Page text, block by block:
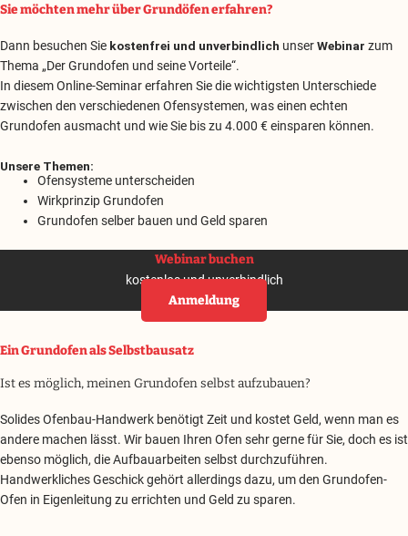
Sie möchten mehr über Grundöfen erfahren?
Dann besuchen Sie kostenfrei und unverbindlich unserWebinar zum
Thema „Der Grundofen und seine Vorteile“.
In diesem Online-Seminar erfahren Sie die wichtigsten Unterschiede
zwischen den verschiedenen Ofensystemen, was einen echten
Grundofen ausmacht und wie Sie bis zu 4.000 € einsparen können.
Unsere Themen:
Ofensysteme unterscheiden
Wirkprinzip Grundofen
Grundofen selber bauen und Geld sparen
Webinar buchen
kostenlos und unverbindlich
Anmeldung
Ein Grundofen als Selbstbausatz
Ist es möglich, meinen Grundofen selbst aufzubauen?
Solides Ofenbau-Handwerk benötigt Zeit und kostet Geld, wenn man es
andere machen lässt. Wir bauen Ihren Ofen sehr gerne für Sie, doch es ist
ebenso möglich, die Aufbauarbeiten selbst durchzuführen.
Handwerkliches Geschick gehört allerdings dazu, um den Grundofen-
Ofen in Eigenleitung zu errichten und Geld zu sparen.